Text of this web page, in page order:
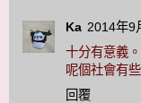
Ka 2014年9
十分有意義。
呢個社會有
回覆